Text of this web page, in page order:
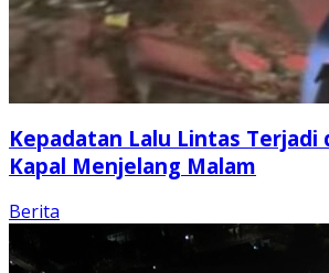
Kepadatan Lalu Lintas Terjadi
Kapal Menjelang Malam
Berita